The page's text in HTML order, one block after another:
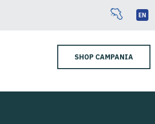
EN
SHOP CAMPANIA